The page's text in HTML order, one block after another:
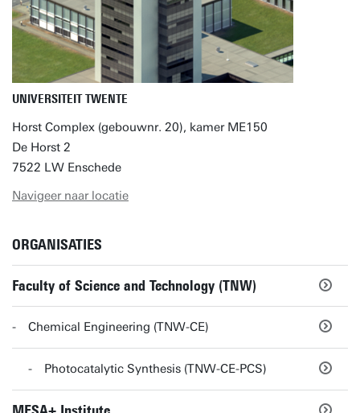
UNIVERSITEIT TWENTE
Horst Complex (gebouwnr. 20), kamer ME150
De Horst 2
7522 LW Enschede
Navigeer naar locatie
ORGANISATIES
Faculty of Science and Technology (TNW)
Chemical Engineering (TNW-CE)
Photocatalytic Synthesis (TNW-CE-PCS)